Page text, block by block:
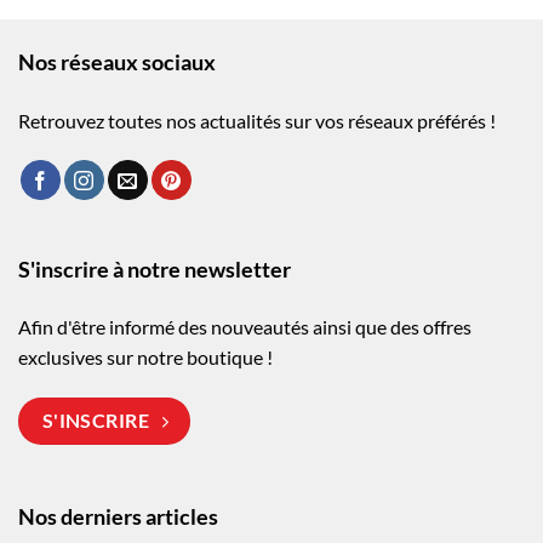
Nos réseaux sociaux
Retrouvez toutes nos actualités sur vos réseaux préférés !
Nos derniers articles
S'inscrire à notre newsletter
Afin d'être informé des nouveautés ainsi que des offres
exclusives sur notre boutique !
S'INSCRIRE